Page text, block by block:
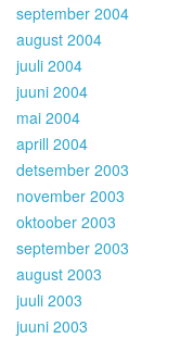
september 2004
august 2004
juuli 2004
juuni 2004
mai 2004
aprill 2004
detsember 2003
november 2003
oktoober 2003
september 2003
august 2003
juuli 2003
juuni 2003